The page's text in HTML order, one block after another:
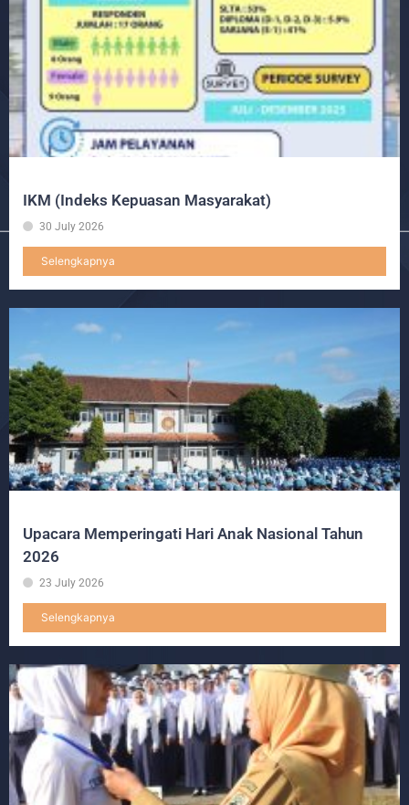
IKM (Indeks Kepuasan Masyarakat)
30 July 2026
Selengkapnya
Upacara Memperingati Hari Anak Nasional Tahun
2026
23 July 2026
Selengkapnya